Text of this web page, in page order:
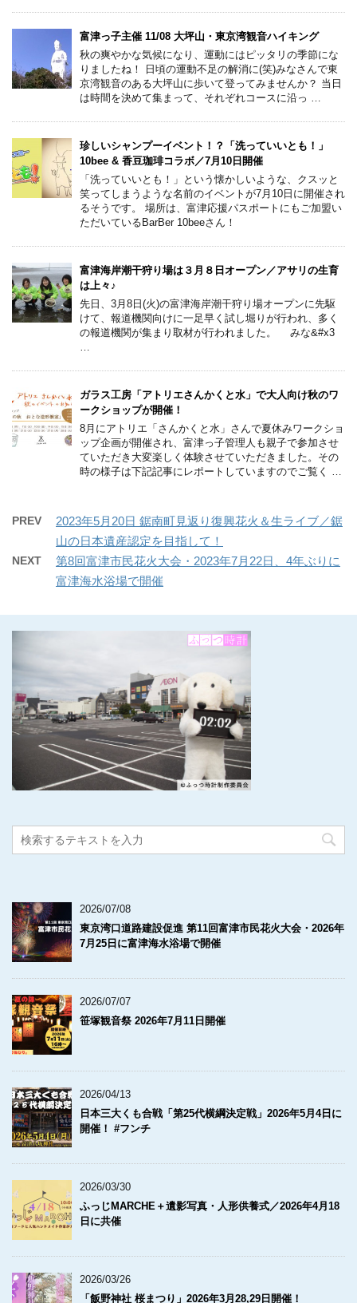
富津っ子主催 11/08 大坪山・東京湾観音ハイキング
秋の爽やかな気候になり、運動にはピッタリの季節にな
りましたね！ 日頃の運動不足の解消に(笑)みなさんで東
京湾観音のある大坪山に歩いて登ってみませんか？ 当日
は時間を決めて集まって、それぞれコースに沿っ …
珍しいシャンプーイベント！？「洗っていいとも！」
10bee & 香豆珈琲コラボ／7月10日開催
「洗っていいとも！」という懐かしいような、クスッと
笑ってしまうような名前のイベントが7月10日に開催され
るそうです。 場所は、富津応援パスポートにもご加盟い
ただいているBarBer 10beeさん！
富津海岸潮干狩り場は３月８日オープン／アサリの生育
は上々♪
先日、3月8日(火)の富津海岸潮干狩り場オープンに先駆
けて、報道機関向けに一足早く試し堀りが行われ、多く
の報道機関が集まり取材が行われました。 みな&#x3
…
ガラス工房「アトリエさんかくと水」で大人向け秋のワ
ークショップが開催！
8月にアトリエ「さんかくと水」さんで夏休みワークショ
ップ企画が開催され、富津っ子管理人も親子で参加させ
ていただき大変楽しく体験させていただきました。その
時の様子は下記記事にレポートしていますのでご覧く …
PREV
2023年5月20日 鋸南町見返り復興花火＆生ライブ／鋸
山の日本遺産認定を目指して！
NEXT
第8回富津市民花火大会・2023年7月22日、4年ぶりに
富津海水浴場で開催
2026/07/08
東京湾口道路建設促進 第11回富津市民花火大会・2026年
7月25日に富津海水浴場で開催
2026/07/07
笹塚観音祭 2026年7月11日開催
2026/04/13
日本三大くも合戦「第25代横綱決定戦」2026年5月4日に
開催！ #フンチ
2026/03/30
ふっじMARCHE＋遺影写真・人形供養式／2026年4月18
日に共催
2026/03/26
「飯野神社 桜まつり」2026年3月28,29日開催！